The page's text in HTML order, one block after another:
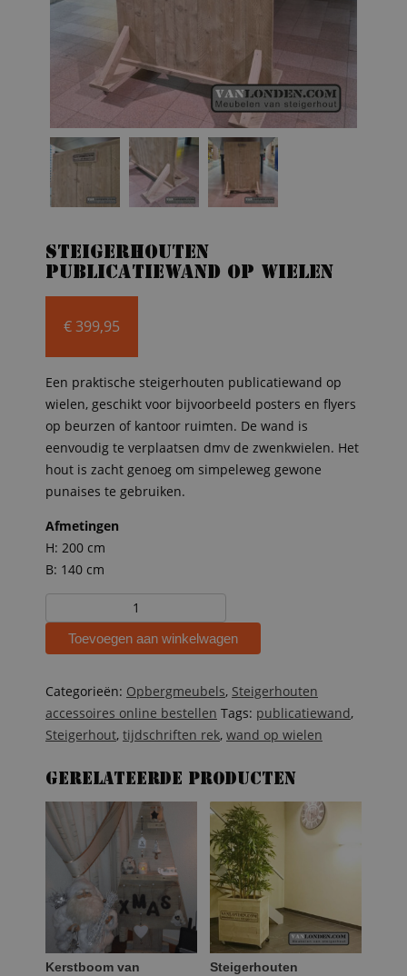
Steigerhouten
publicatiewand op wielen
€399,95
Een praktische steigerhouten publicatiewand op
wielen, geschikt voor bijvoorbeeld posters en flyers
op beurzen of kantoor ruimten. De wand is
eenvoudig te verplaatsen dmv de zwenkwielen. Het
hout is zacht genoeg om simpeleweg gewone
punaises te gebruiken.
Afmetingen
H: 200 cm
B: 140 cm
publicatiewand
aantal
Toevoegen aan winkelwagen
Categorieën: Opbergmeubels, Steigerhouten
accessoires online bestellen Tags: publicatiewand,
Steigerhout, tijdschriften rek, wand op wielen
Gerelateerde producten
Kerstboom van
Steigerhouten